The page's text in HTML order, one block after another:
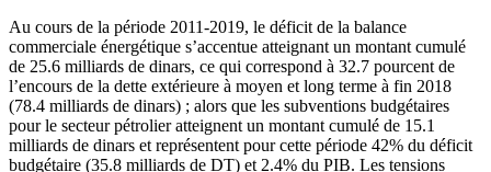
Au cours de la période 2011-2019, le déficit de la balance
commerciale énergétique s’accentue atteignant un montant cumulé
de 25.6 milliards de dinars, ce qui correspond à 32.7 pourcent de
l’encours de la dette extérieure à moyen et long terme à fin 2018
(78.4 milliards de dinars) ; alors que les subventions budgétaires
pour le secteur pétrolier atteignent un montant cumulé de 15.1
milliards de dinars et représentent pour cette période 42% du déficit
budgétaire (35.8 milliards de DT) et 2.4% du PIB. Les tensions